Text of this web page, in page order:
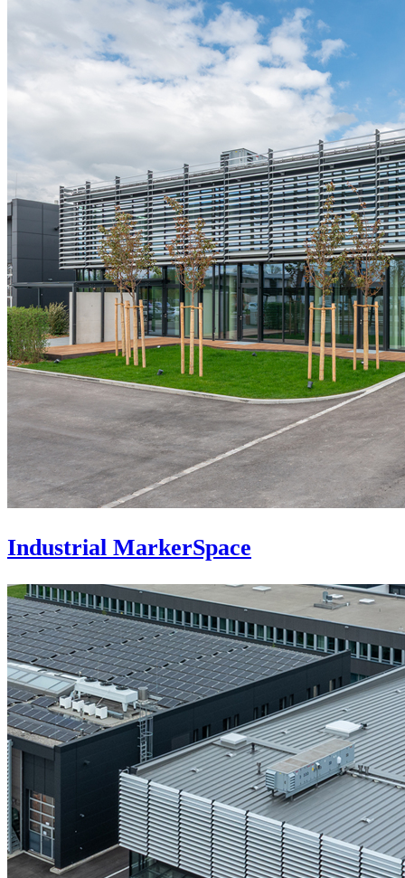
Industrial MarkerSpace